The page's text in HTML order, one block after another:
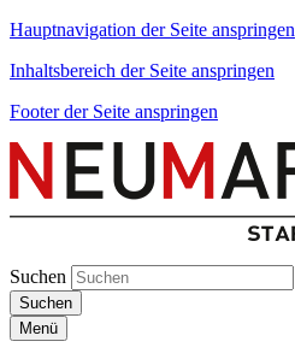
Hauptnavigation der Seite anspringen
Inhaltsbereich der Seite anspringen
Footer der Seite anspringen
Suchen
Suchen
Menü